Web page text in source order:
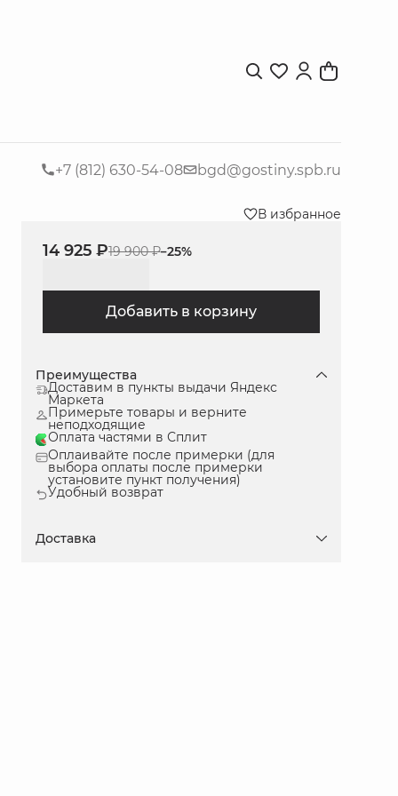
+7 (812) 630-54-08 bgd@gostiny.spb.ru
В избранное
14 925 ₽19 900 ₽−25%
Добавить в корзину
Преимущества
Доставим в пункты выдачи Яндекс
Маркета
Примерьте товары и верните
неподходящие
Оплата частями в Сплит
Оплаивайте после примерки (для
выбора оплаты после примерки
установите пункт получения)
Удобный возврат
Доставка